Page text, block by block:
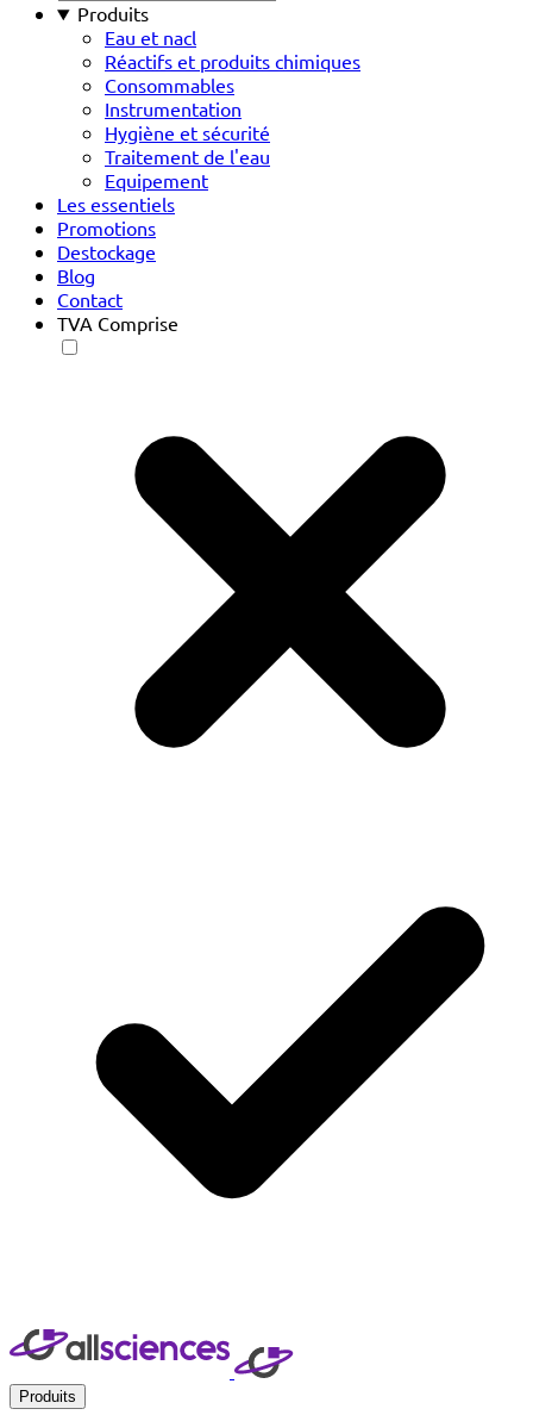
Produits
Eau et nacl
Réactifs et produits chimiques
Consommables
Instrumentation
Hygiène et sécurité
Traitement de l'eau
Equipement
Les essentiels
Promotions
Destockage
Blog
Contact
TVA Comprise
Produits